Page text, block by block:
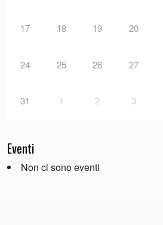
17 18 19 20
24 25 26 27
31 1 2 3
Eventi
Non ci sono eventi